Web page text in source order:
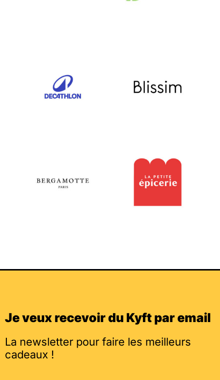
Je veux recevoir du Kyft par email
La newsletter pour faire les meilleurs
cadeaux !